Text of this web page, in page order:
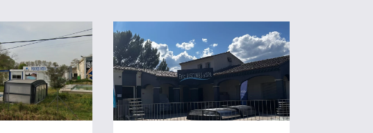
Piscine
Inter
Diffusion
Avignon
Magasin
Eric
Piscines
et
Spa